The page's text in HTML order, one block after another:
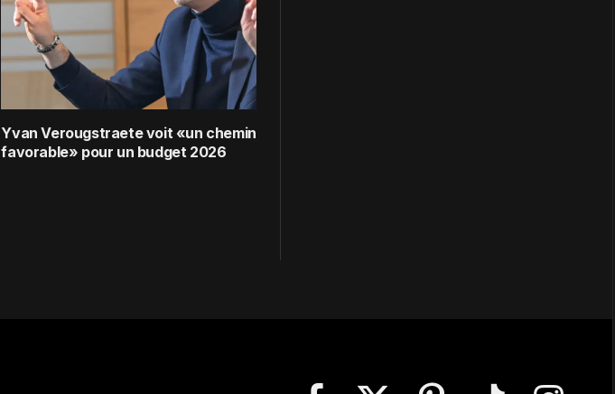
Yvan Verougstraete voit «un chemin
favorable» pour un budget 2026